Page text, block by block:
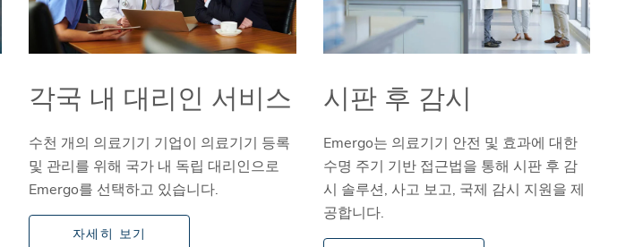
각국 내 대리인 서비스
수천 개의 의료기기 기업이 의료기기 등록
및 관리를 위해 국가 내 독립 대리인으로
Emergo를 선택하고 있습니다.
자세히 보기
시판 후 감시
Emergo는 의료기기 안전 및 효과에 대한
수명 주기 기반 접근법을 통해 시판 후 감
시 솔루션, 사고 보고, 국제 감시 지원을 제
공합니다.